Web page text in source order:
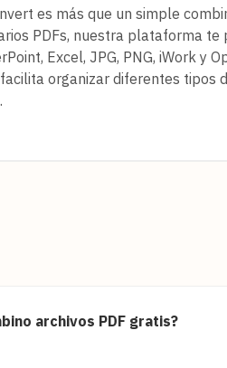
es más que un simple
PDFs, nuestra plataforma te
Excel, JPG, PNG, iWork y
organizar diferentes tipos
archivos PDF gratis?